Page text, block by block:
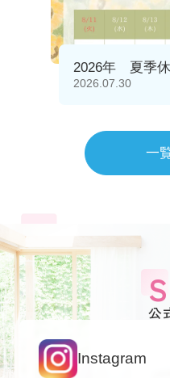
2026年 夏季
2026.07.30
一
公
Instagram